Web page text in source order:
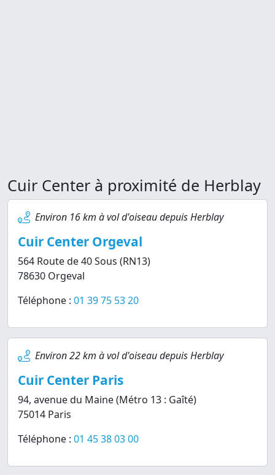
Cuir Center à proximité de Herblay
Environ 16 km à vol d'oiseau depuis Herblay
Cuir Center Orgeval
564 Route de 40 Sous (RN13)
78630 Orgeval
Téléphone : 01 39 75 53 20
Environ 22 km à vol d'oiseau depuis Herblay
Cuir Center Paris
94, avenue du Maine (Métro 13 : Gaîté)
75014 Paris
Téléphone : 01 45 38 03 00